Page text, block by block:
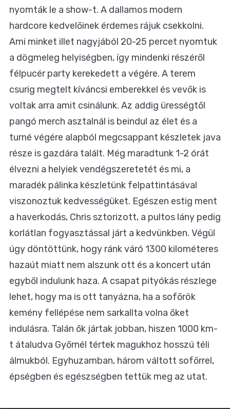
nyomták le a show-t. A dallamos modern
hardcore kedvelőinek érdemes rájuk csekkolni.
Ami minket illet nagyjából 20-25 percet nyomtuk
a dögmeleg helyiségben, így mindenki részéről
félpucér party kerekedett a végére. A terem
csurig megtelt kíváncsi emberekkel és vevők is
voltak arra amit csinálunk. Az addig ürességtől
pangó merch asztalnál is beindul az élet és a
turné végére alapból megcsappant készletek java
része is gazdára talált. Még maradtunk 1-2 órát
élvezni a helyiek vendégszeretetét és mi, a
maradék pálinka készletünk felpattintásával
viszonoztuk kedvességüket. Egészen estig ment
a haverkodás, Chris sztorizott, a pultos lány pedig
korlátlan fogyasztással járt a kedvünkben. Végül
úgy döntöttünk, hogy ránk váró 1300 kilométeres
hazaút miatt nem alszunk ott és a koncert után
egyből indulunk haza. A csapat pityókás részlege
lehet, hogy ma is ott tanyázna, ha a sofőrök
kemény fellépése nem sarkallta volna őket
indulásra. Talán ők jártak jobban, hiszen 1000 km-
t átaludva Győrnél tértek magukhoz hosszú téli
álmukból. Egyhuzamban, három váltott sofőrrel,
épségben és egészségben tettük meg az utat.